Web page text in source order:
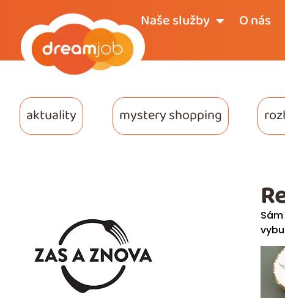
Naše služby O nás
aktuality mystery shopping